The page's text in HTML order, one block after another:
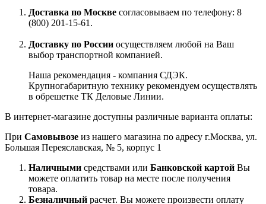
Доставка по Москве согласовываем по телефону: 8
(800) 201-15-61.
Доставку по России осуществляем любой на Ваш
выбор транспортной компанией.
Наша рекомендация - компания СДЭК.
Крупногабаритную технику рекомендуем осуществлять
в обрешетке ТК Деловые Линии.
В интернет-магазине доступны различные варианта оплаты:
При Самовывозе из нашего магазина по адресу г.Москва, ул.
Большая Переяславская, № 5, корпус 1
Наличными средствами или Банковской картой Вы
можете оплатить товар на месте после получения
товара.
Безналичный расчет. Вы можете произвести оплату